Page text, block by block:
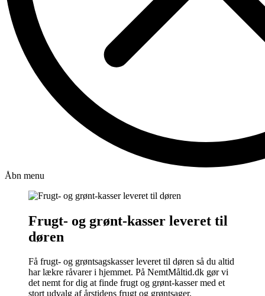
Åbn menu
Frugt- og grønt-kasser leveret til
døren
Få frugt- og grøntsagskasser leveret til døren så du altid
har lækre råvarer i hjemmet. På NemtMåltid.dk gør vi
det nemt for dig at finde frugt og grønt-kasser med et
stort udvalg af årstidens frugt og grøntsager.